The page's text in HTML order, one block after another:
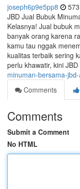
joseph6p9e5pp8
JBD Jual Bubuk
Kelasnya! Jual bubuk
banyak orang karena
kamu tau nggak
kualitas terbaik sering
perlu khawatir, kini
minuman-bersama-
Comments
Comments
Submit a Comment
No HTML